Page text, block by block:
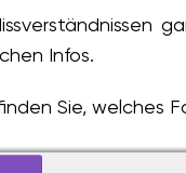
Infos.
Sie, welches